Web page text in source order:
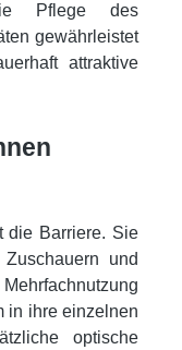
Pflege des
gewährleistet
attraktive
die Barriere. Sie
und
in ihre einzelnen
optische